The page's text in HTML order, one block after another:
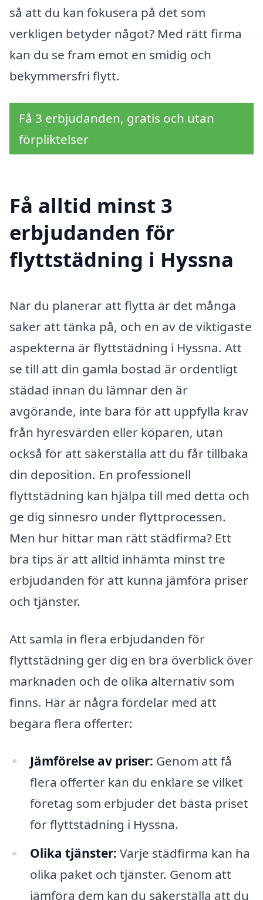
så att du kan fokusera på det som
verkligen betyder något? Med rätt firma
kan du se fram emot en smidig och
bekymmersfri flytt.
Få 3 erbjudanden, gratis och utan
förpliktelser
Få alltid minst 3
erbjudanden för
flyttstädning i Hyssna
När du planerar att flytta är det många
saker att tänka på, och en av de viktigaste
aspekterna är flyttstädning i Hyssna. Att
se till att din gamla bostad är ordentligt
städad innan du lämnar den är
avgörande, inte bara för att uppfylla krav
från hyresvärden eller köparen, utan
också för att säkerställa att du får tillbaka
din deposition. En professionell
flyttstädning kan hjälpa till med detta och
ge dig sinnesro under flyttprocessen.
Men hur hittar man rätt städfirma? Ett
bra tips är att alltid inhämta minst tre
erbjudanden för att kunna jämföra priser
och tjänster.
Att samla in flera erbjudanden för
flyttstädning ger dig en bra överblick över
marknaden och de olika alternativ som
finns. Här är några fördelar med att
begära flera offerter:
Jämförelse av priser: Genom att få
flera offerter kan du enklare se vilket
företag som erbjuder det bästa priset
för flyttstädning i Hyssna.
Olika tjänster: Varje städfirma kan ha
olika paket och tjänster. Genom att
jämföra dem kan du säkerställa att du